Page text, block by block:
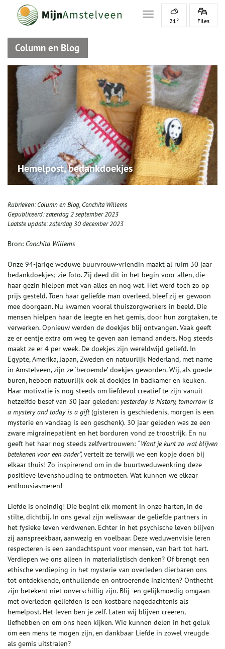
Toggle navigation
21° Files
Column en Blog
Hemelpost, bedankdoekjes
Rubrieken:Column en Blog, Conchita Willems
Gepubliceerd:zaterdag 2 september 2023
Laatste update:zaterdag 30 december 2023
Bron: Conchita Willems
Onze 94-jarige weduwe buurvrouw-vriendin maakt al ruim 30 jaar
bedankdoekjes; zie foto. Zij deed dit in het begin voor allen, die
haar gezin hielpen met van alles en nog wat. Het werd toch zo op
prijs gesteld. Toen haar geliefde man overleed, bleef zij er gewoon
mee doorgaan. Nu kwamen vooral thuiszorgwerkers in beeld. Die
mensen hielpen haar de leegte en het gemis, door hun zorgtaken, te
verwerken. Opnieuw werden de doekjes blij ontvangen. Vaak geeft
ze er eentje extra om weg te geven aan iemand anders. Nog steeds
maakt ze er 4 per week. De doekjes zijn wereldwijd geliefd. In
Egypte, Amerika, Japan, Zweden en natuurlijk Nederland, met name
in Amstelveen, zijn ze ‘beroemde’ doekjes geworden. Wij, als goede
buren, hebben natuurlijk ook al doekjes in badkamer en keuken.
Haar motivatie is nog steeds om liefdevol creatief te zijn vanuit
hetzelfde besef van 30 jaar geleden: yesterday is history, tomorrow is
a mystery and today is a gift(gisteren is geschiedenis, morgen is een
mysterie en vandaag is een geschenk). 30 jaar geleden was ze een
zware migrainepatiënt en het borduren vond ze troostrijk. En nu
geeft het haar nog steeds zelfvertrouwen: “Want je kunt zo wat blijven
betekenen voor een ander”,vertelt ze terwijl we een kopje doen bij
elkaar thuis! Zo inspirerend om in de buurtweduwenkring deze
positieve levenshouding te ontmoeten. Wat kunnen we elkaar
enthousiasmeren!
Liefde is oneindig! Die begint elk moment in onze harten, in de
stilte, dichtbij. In ons geval zijn weliswaar de geliefde partners in
het fysieke leven verdwenen. Echter in het psychische leven blijven
zij aanspreekbaar, aanwezig en voelbaar. Deze weduwenvisie leren
respecteren is een aandachtspunt voor mensen, van hart tot hart.
Verdiepen we ons alleen in materialistisch denken? Of brengt een
ethische verdieping in het mysterie van overleden dierbaren ons
tot ontdekkende, onthullende en ontroerende inzichten? Onthecht
zijn betekent niet onverschillig zijn. Blij- en gelijkmoedig omgaan
met overleden geliefden is een kostbare nagedachtenis als
hemelpost. Het leven ben je zelf. Laten wij blijven creëren,
liefhebben en om ons heen kijken. Wie kunnen delen in het geluk
om een mens te mogen zijn, en dankbaar Liefde in zowel vreugde
als gemis uitstralen?